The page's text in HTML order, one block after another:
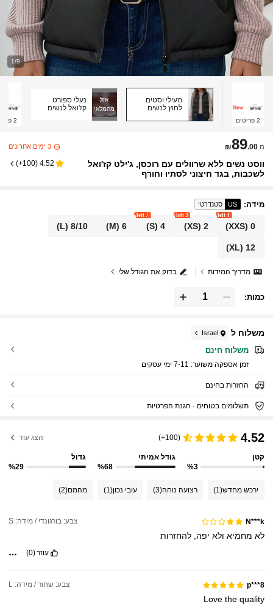
1/9
2 פריטים
מעילי וסטים
לחוץ לנשים
אזל
מהמלאי
נעלי ספורט
קז'ואל לנשים
2
מ ₪89.00 3 ימים אחרונים
ווסט נשים ללא שרוולים עם רוכסן, ג'ילט קז'ואל
לשכבות, בגד חיצוני לסתיו וחורף
4.52
(
100+
)
מידה:
US סטנדרטי
0
(XXS)
4 left
2
(XS)
3 left
4
(S)
7 left
6
(M)
8/10
(L)
12
(XL)
בדוק את הגודל שלי מדריך המידות
כמות:
משלוח ל Israel
משלוח חינם
זמן אספקה ​​משוער: 7-11 ימי עסקים
החזרות בחינם
תשלומים בטוחים · הגנת הפרטיות
4.52
(100+) הצג עוד
קטן
%3
גודל אמיתי
%68
גדול
%29
ירכש מחדש(1) רצועה נוחה(3) עובי נכון(1) מהמם(2)
N***k צבע: בורגונדי / מידה: S
לא מחמיא ולא יפה,להחזרות
עוזר(0)
p***8 צבע: שחור / מידה: L
Love the quality